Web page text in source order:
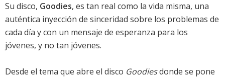
Su disco, Goodies, es tan real como la vida misma, una
auténtica inyección de sinceridad sobre los problemas de
cada día y con un mensaje de esperanza para los
jóvenes, y no tan jóvenes.
Desde el tema que abre el disco Goodiesdonde se pone